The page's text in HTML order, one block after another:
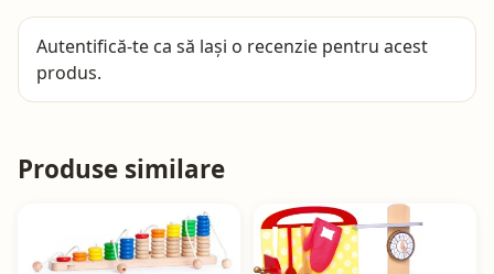
Autentifică-te ca să lași o recenzie pentru acest
produs.
Produse similare